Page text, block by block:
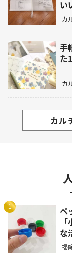
い
カ
手
た
カ
カル
1
ペ
な
掃